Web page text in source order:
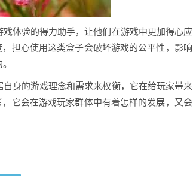
体验的得力助手，让他们在游戏中更加得心应
担心使用这类盒子会破坏游戏的公平性，影响
身的游戏理念和需求来权衡，它在给玩家带来
它会在游戏玩家群体中有着怎样的发展，又会